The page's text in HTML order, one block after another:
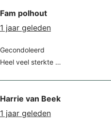
Fam polhout
1 jaar geleden
Gecondoleerd
Heel veel sterkte …
Harrie van Beek
1 jaar geleden